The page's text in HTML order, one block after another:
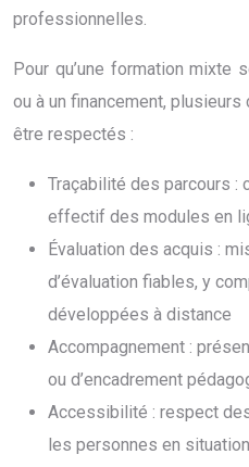
professionnelles.
Pour qu’une formation mixte
ou à un financement,
être respectés :
Traçabilité des parcours :
effectif des modules en
Évaluation des acquis :
d’évaluation fiables, y
développées à distance
Accompagnement :
ou d’encadrement
Accessibilité : respect
les personnes en